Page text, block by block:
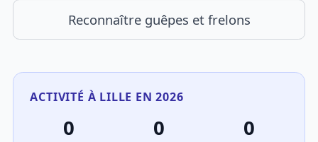
Reconnaître guêpes et frelons
ACTIVITÉ À LILLE EN 2026
0 0 0